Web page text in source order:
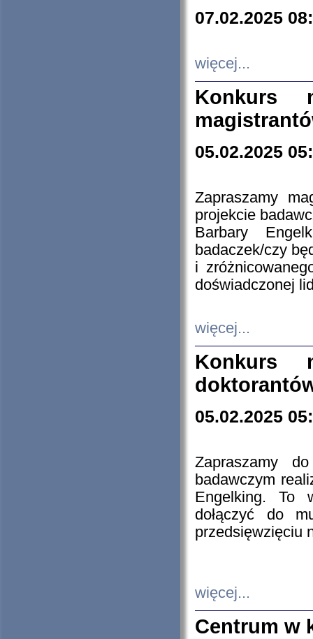
07.02.2025
więcej...
Konkurs
05.02.2025
Zapraszamy
projekcie
Barbary
badaczek/czy
i
doświadczonej
więcej...
Konkurs
05.02.2025
Zapraszamy
badawczym
Engelking. To
dołączyć do
przedsięwzięciu
więcej...
Centrum w